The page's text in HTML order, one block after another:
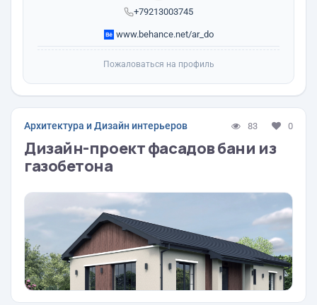
+79213003745
www.behance.net/ar_do
Пожаловаться на профиль
Архитектура и Дизайн интерьеров 83 0
Дизайн-проект фасадов бани из
газобетона